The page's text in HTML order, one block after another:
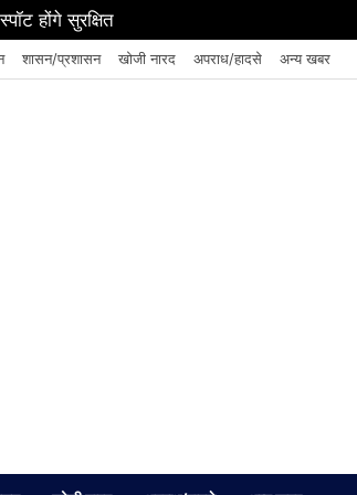
होंगे सुरक्षित
शासन/प्रशासन खोजी नारद अपराध/हादसे अन्य खबर